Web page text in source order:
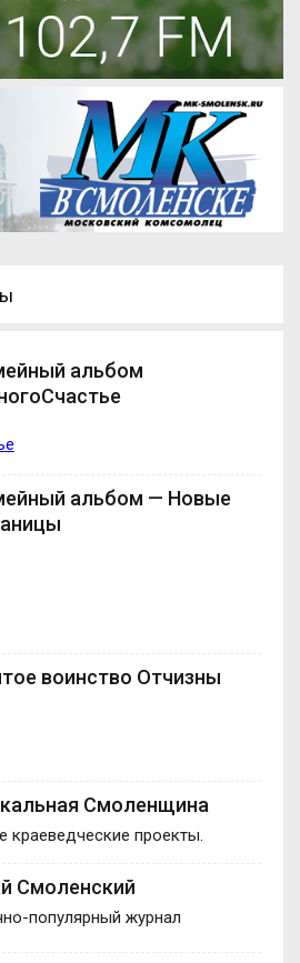
альбом
альбом — Новые
воинство Отчизны
Смоленщина
краеведческие проекты.
Смоленский
популярный журнал